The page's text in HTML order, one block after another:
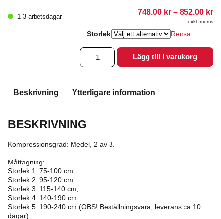
1-3 arbetsdagar
748.00 kr – 852.00 kr
exkl. moms
Storlek Rensa
Bukstöd
AbdoCare
30
mängd
Lägg till i varukorg
Beskrivning Ytterligare information
BESKRIVNING
Kompressionsgrad: Medel, 2 av 3.
Måttagning:
Storlek 1: 75-100 cm,
Storlek 2: 95-120 cm,
Storlek 3: 115-140 cm,
Storlek 4: 140-190 cm.
Storlek 5: 190-240 cm (OBS! Beställningsvara, leverans ca 10
dagar)